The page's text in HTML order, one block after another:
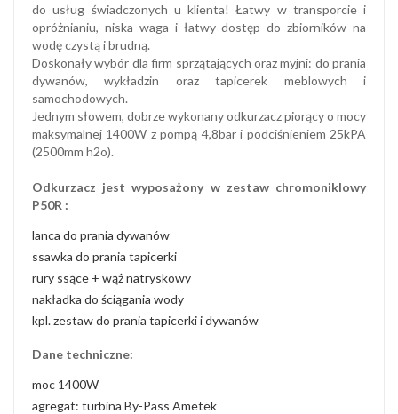
do usług świadczonych u klienta! Łatwy w transporcie i
opróżnianiu, niska waga i łatwy dostęp do zbiorników na
wodę czystą i brudną.
Doskonały wybór dla firm sprzątających oraz myjni: do prania
dywanów, wykładzin oraz tapicerek meblowych i
samochodowych.
Jednym słowem, dobrze wykonany odkurzacz piorący o mocy
maksymalnej 1400W z pompą 4,8bar i podciśnieniem 25kPA
(2500mm h2o).
Odkurzacz jest wyposażony w zestaw chromoniklowy
P50R :
lanca do prania dywanów
ssawka do prania tapicerki
rury ssące + wąż natryskowy
nakładka do ściągania wody
kpl. zestaw do prania tapicerki i dywanów
Dane techniczne:
moc 1400W
agregat: turbina By-Pass Ametek